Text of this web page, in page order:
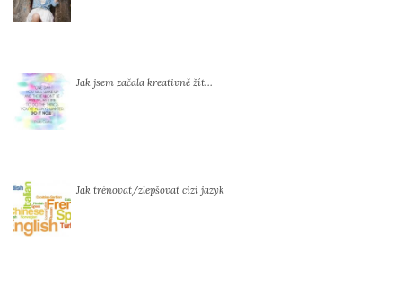
Jak jsem začala kreativně žít…
Jak trénovat/zlepšovat cizí jazyk